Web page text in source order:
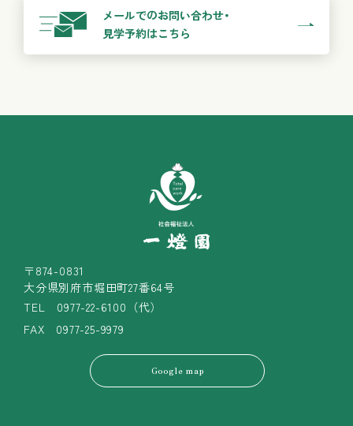
メールでのお問い合わせ・
見学予約はこちら
〒874-0831
大分県別府市堀田町27番64号
Google map
TEL 0977-22-6100（代）
FAX 0977-25-9979